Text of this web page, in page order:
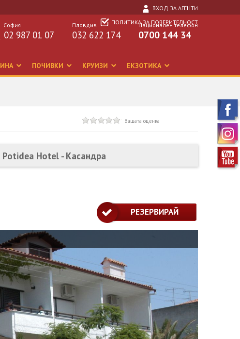
ВХОД ЗА АГЕНТИ
ПОЛИТИКА ЗА ПОВЕРИТЕЛНОСТ
Национален телефон
0700 144 34
Пловдив
032 622 174
София
02 987 01 07
ПОЧИВКИ КРУИЗИ ЕКЗОТИКА
Вашата оценка
Hotel - Касандра
РЕЗЕРВИРАЙ